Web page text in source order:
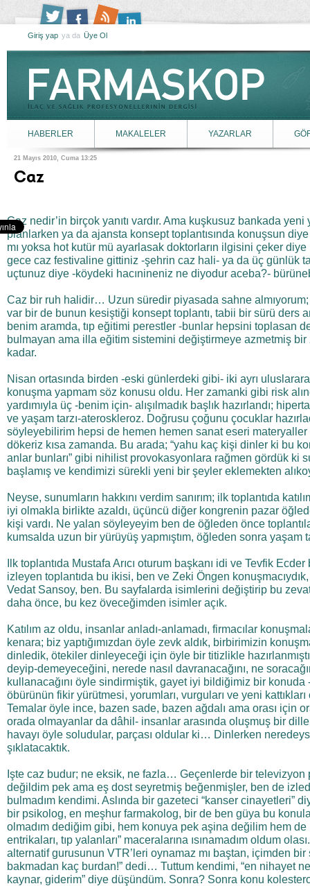
Giriş yap ya da Üye Ol
HABERLER MAKALELER YAZARLAR
21 Mayıs 2010, Cuma 13:25
Caz
Caz nedir’in birçok yanıtı vardır. Ama kuşkusuz bankada yeni
planlarken ya da ajansta konsept toplantısında konuşsun diye
mı yoksa hot kutür mü ayarlasak doktorların ilgisini çeker diye
gece caz festivaline gittiniz -şehrin caz hali- ya da üç günlük
uçtunuz diye -köydeki hacınineniz ne diyodur aceba?-
Caz bir ruh halidir… Uzun süredir piyasada sahne
var bir de bunun kesiştiği konsept toplantı, tabii bir sürü ders
benim aramda, tıp eğitimi perestler -bunlar hepsini toplasan
bulmayan ama illa eğitim sistemini değiştirmeye azmetmiş
kadar.
Nisan ortasında birden -eski günlerdeki gibi- iki ayrı
konuşma yapmam söz konusu oldu. Her zamanki gibi risk
yardımıyla üç -benim için- alışılmadık başlık hazırlandı;
ve yaşam tarzı-ateroskleroz. Doğrusu çoğunu çocuklar
söyleyebilirim hepsi de hemen hemen sanat eseri materyaller
dökeriz kısa zamanda. Bu arada; “yahu kaç kişi dinler ki bu
anlar bunları” gibi nihilist provokasyonlara rağmen gördük ki
başlamış ve kendimizi sürekli yeni bir şeyler eklemekten
Neyse, sunumların hakkını verdim sanırım; ilk toplantıda
iyi olmakla birlikte azaldı, üçüncü diğer kongrenin pazar
kişi vardı. Ne yalan söyleyeyim ben de öğleden önce
kumsalda uzun bir yürüyüş yapmıştım, öğleden sonra yaşam
Ilk toplantıda Mustafa Arıcı oturum başkanı idi ve Tevfik
izleyen toplantıda bu ikisi, ben ve Zeki Öngen
Vedat Sansoy, ben. Bu sayfalarda isimlerini değiştirip bu
daha önce, bu kez öveceğimden isimler açık.
Katılım az oldu, insanlar anladı-anlamadı, firmacılar
kenara; biz yaptığımızdan öyle zevk aldık, birbirimizin
dinledik, ötekiler dinleyeceği için öyle bir titizlikle
deyip-demeyeceğini, nerede nasıl davranacağını, ne
kullanacağını öyle sindirmiştik, gayet iyi bildiğimiz bir konuda
öbürünün fikir yürütmesi, yorumları, vurguları ve yeni
Temalar öyle ince, bazen sade, bazen ağdalı ama orası için
orada olmayanlar da dâhil- insanlar arasında oluşmuş bir
havayı öyle soludular, parçası oldular ki… Dinlerken
şıklatacaktık.
Işte caz budur; ne eksik, ne fazla… Geçenlerde bir televizyon
değildim pek ama eş dost seyretmiş beğenmişler, ben de
bulmadım kendimi. Aslında bir gazeteci “kanser cinayetleri”
bir psikolog, en meşhur farmakolog, bir de ben güya bu
olmadım dediğim gibi, hem konuya pek aşina değilim hem de
entrikaları, tıp yalanları” maceralarına ısınamadım oldum
alternatif gurusunun VTR’leri oynamaz mı baştan, içimden bir
bakmadan kaç burdan!” dedi… Tuttum kendimi, “en nihayet
kaynar, giderim” diye düşündüm. Sonra? Sonra konu